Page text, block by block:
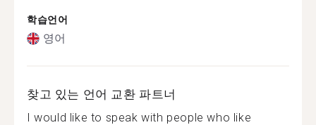
학습언어
영어
찾고 있는 언어 교환 파트너
I would like to speak with people who like